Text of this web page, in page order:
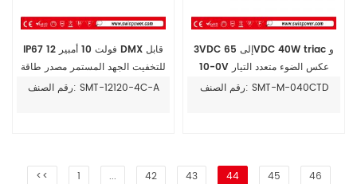
IP67 12 فولت 10 أمبير DMX قابل
للتخفيت الجهد المستمر مصدر طاقة
120 واط
رقم الصنف: SMT-12120-4C-A
3VDC إلى 65VDC 40W triac و
0-10V عكس الضوء متعدد التيار
سائق 300mA إلى 1400mA
رقم الصنف: SMT-M-040CTD
<< 1 ... 42 43 44 45
46